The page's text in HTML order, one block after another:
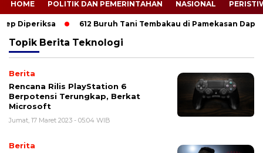
HOME POLITIK DAN PEMERINTAHAN NASIONAL
Diperiksa 612 Buruh Tani Tembakau di Pamekasan Dapat
Topik Berita Teknologi
Berita
Rencana Rilis PlayStation 6
Berpotensi Terungkap, Berkat
Microsoft
Jumat, 17 Maret 2023 - 05:04 WIB
Berita